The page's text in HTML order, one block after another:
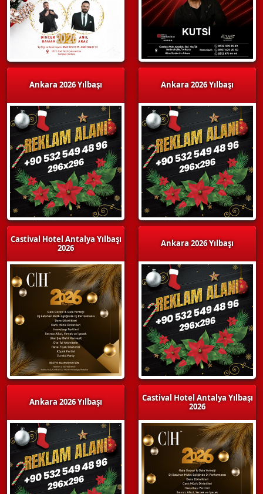
Ankara 2026 Yılbaşı
Castival Hotel Antalya Yılbaşı
2026
Ankara 2026 Yılbaşı
Ankara 2026 Yılbaşı
Ankara 2026 Yılbaşı
Castival Hotel Antalya Yılbaşı
2026